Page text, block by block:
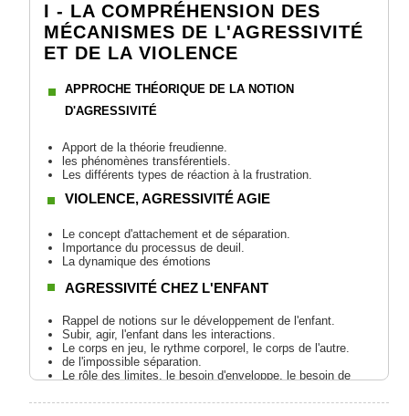
I - LA COMPRÉHENSION DES
MÉCANISMES DE L'AGRESSIVITÉ
ET DE LA VIOLENCE
APPROCHE THÉORIQUE DE LA NOTION
D'AGRESSIVITÉ
Apport de la théorie freudienne.
les phénomènes transférentiels.
Les différents types de réaction à la frustration.
VIOLENCE, AGRESSIVITÉ AGIE
Le concept d'attachement et de séparation.
Importance du processus de deuil.
La dynamique des émotions
AGRESSIVITÉ CHEZ L'ENFANT
Rappel de notions sur le développement de l'enfant.
Subir, agir, l'enfant dans les interactions.
Le corps en jeu, le rythme corporel, le corps de l'autre.
de l'impossible séparation.
Le rôle des limites, le besoin d'enveloppe, le besoin de
L'importance du langage, l'accès au monde